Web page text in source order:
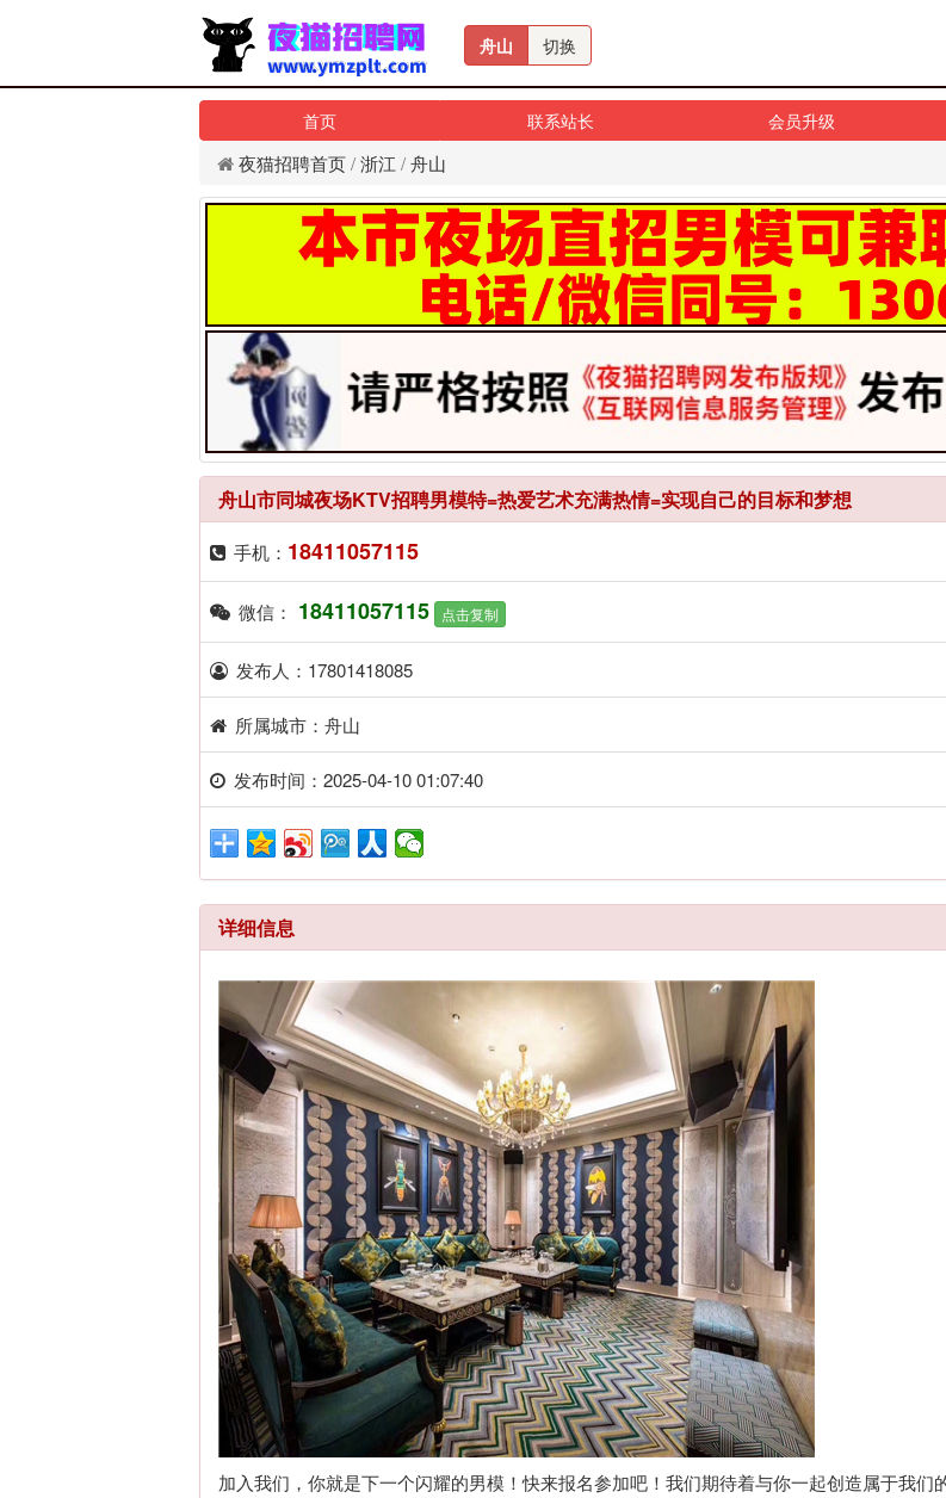
舟山 切换
首页 联系站长 会员升级
夜猫招聘首页/浙江 /舟山
舟山市同城夜场KTV招聘男模特=热爱艺术充满热情=实现自己的目标和梦想
手机： 18411057115
微信： 18411057115 点击复制
发布人：17801418085
所属城市：舟山
发布时间：2025-04-10 01:07:40
详细信息
加入我们，你就是下一个闪耀的男模！快来报名参加吧！我们期待着与你一起创造属于我